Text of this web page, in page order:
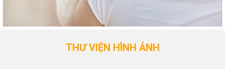
THƯ VIỆN HÌNH ẢNH